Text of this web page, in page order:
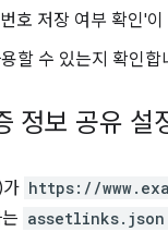
호 저장 여부 확인'
할 수 있는지 확인합
정보 공유 설
)가 https://
assetlinks.json